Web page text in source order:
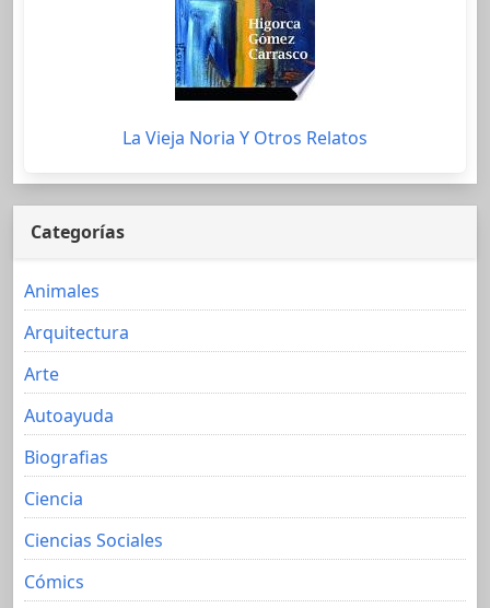
La Vieja Noria Y Otros Relatos
Categorías
Animales
Arquitectura
Arte
Autoayuda
Biografias
Ciencia
Ciencias Sociales
Cómics